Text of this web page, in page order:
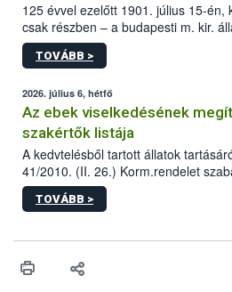
125 évvel ezelőtt 1901. július 15-én,
csak részben – a budapesti m. kir.
állomás a Kis Rókus utca 15. szám
tervezett új épületébe.
TOVÁBB >
2026. július 6, hétfő
Az ebek viselkedésének
szakértők listája
A kedvtelésből tartott állatok
41/2010. (II. 26.) Korm.rendelet
sérülés, illetve ennek veszélye
hatósági feladatokat, valamint a
vonni az ebek viselkedésének
TOVÁBB >